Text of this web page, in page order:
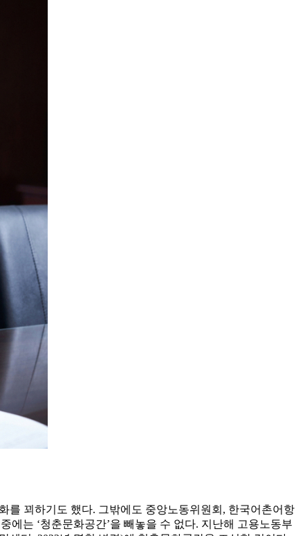
를 꾀하기도 했다. 그밖에도 중앙노동위원회, 한국어촌어항
는 ‘청춘문화공간’을 빼놓을 수 없다. 지난해 고용노동부